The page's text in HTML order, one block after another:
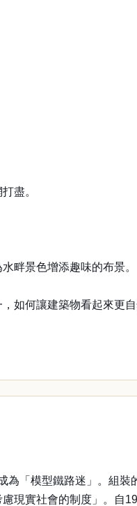
盡。
畔景色增添趣味的布景。
何讓建築物看起來更
模型鐵路迷」。組裝
現實社會的制度」。自